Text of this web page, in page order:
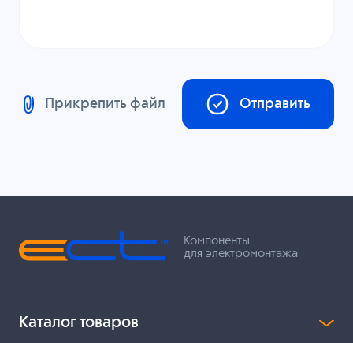
Прикрепить файл Отправить
Компоненты
для электромонтажа
Каталог товаров